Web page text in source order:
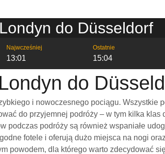
do Düsseldorf
Najwcześniej
13:01
Ostatnie
15:04
do
i nowoczesnego pociągu. Wszystkie
do przyjemnej podróży – w tym kilka
podczas podróży są również wspaniałe
fotele i oferują dużo miejsca na nogi
powodem, dla którego warto zdecydować